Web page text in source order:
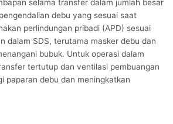
selama transfer dalam jumlah besar
debu yang sesuai saat
perlindungan pribadi (APD) sesuai
dalam SDS, terutama masker debu dan
bubuk. Untuk operasi dalam
tertutup dan ventilasi pembuangan
paparan debu dan meningkatkan